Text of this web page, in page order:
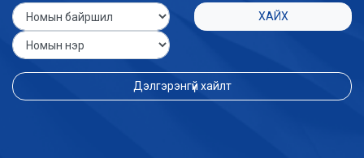
ХАЙХ
Дэлгэрэнгүй хайлт